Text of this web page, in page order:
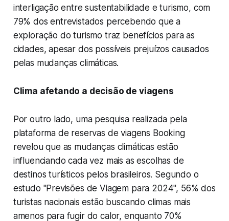
interligação entre sustentabilidade e turismo, com
79% dos entrevistados percebendo que a
exploração do turismo traz benefícios para as
cidades, apesar dos possíveis prejuízos causados
pelas mudanças climáticas.
Clima afetando a decisão de viagens
Por outro lado, uma pesquisa realizada pela
plataforma de reservas de viagens Booking
revelou que as mudanças climáticas estão
influenciando cada vez mais as escolhas de
destinos turísticos pelos brasileiros. Segundo o
estudo "Previsões de Viagem para 2024", 56% dos
turistas nacionais estão buscando climas mais
amenos para fugir do calor, enquanto 70%